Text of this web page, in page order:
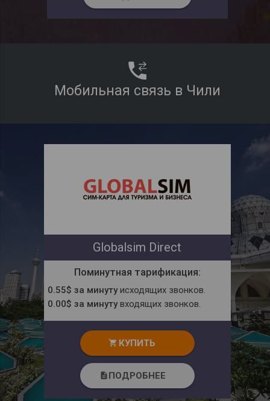
Мобильная связь в Чили
Globalsim Direct
Поминутная тарификация:
0.55$ за минутуисходящих звонков.
0.00$ за минутувходящих звонков.
shopping_cart КУПИТЬ
description ПОДРОБНЕЕ